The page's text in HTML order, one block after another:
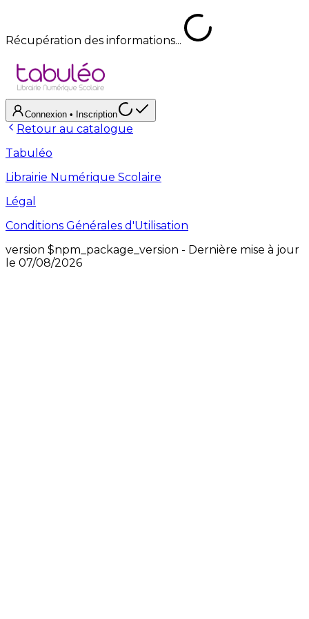
Récupération des informations...
Connexion • Inscription
Retour au catalogue
Tabuléo
Librairie Numérique Scolaire
Légal
Conditions Générales d'Utilisation
version $npm_package_version - Dernière mise à jour
le 07/08/2026